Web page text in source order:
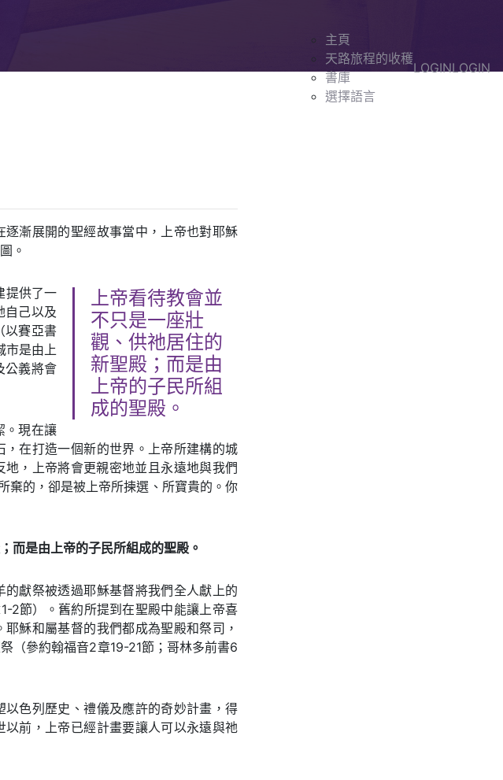
主頁
天路旅程的收穫
書庫
選擇語言
LOGINLOGIN
漸展開的聖經故事當中，上帝也對耶穌
。
上帝看待教會並
不只是一座壯
觀、供祂居住的
新聖殿；而是由
上帝的子民所組
成的聖殿。
提供了一
自己以及
以賽亞書
市是由上
公義將會
。現在讓
在打造一個新的世界。上帝所建構的城
，上帝將會更親密地並且永遠地與我們
棄的，卻是被上帝所揀選、所寶貴的。你
而是由上帝的子民所組成的聖殿。
獻祭被透過耶穌基督將我們全人獻上的
2節）。舊約所提到在聖殿中能讓上帝喜
穌和屬基督的我們都成為聖殿和祭司，
（參約翰福音2章19-21節；哥林多前書6
色列歷史、禮儀及應許的奇妙計畫，得
前，上帝已經計畫要讓人可以永遠與祂